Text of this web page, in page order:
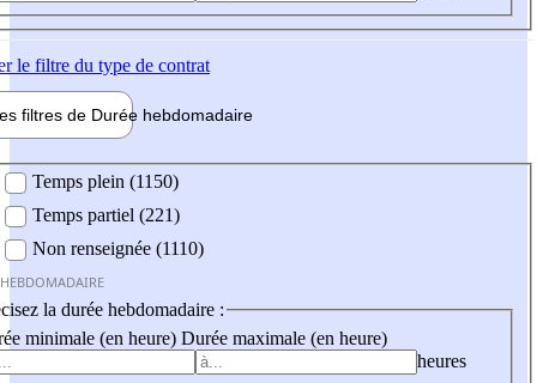
le filtre du type de contrat
filtres de Durée hebdomadaire
Temps plein (1150)
Temps partiel (221)
Non renseignée (1110)
la durée hebdomadaire :
minimale (en heure) Durée maximale (en heure)
heures